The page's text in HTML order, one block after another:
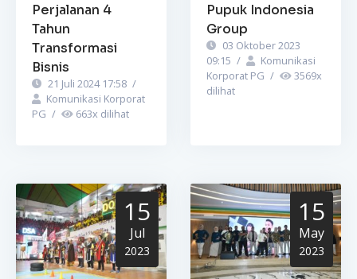
Perjalanan 4
Tahun
Transformasi
Bisnis
21 Juli 2024 17:58 /
Komunikasi Korporat
PG / 663x dilihat
Pupuk Indonesia
Group
03 Oktober 2023
09:15 /
Komunikasi
Korporat PG / 3569x
dilihat
15
Jul
2023
15
May
2023